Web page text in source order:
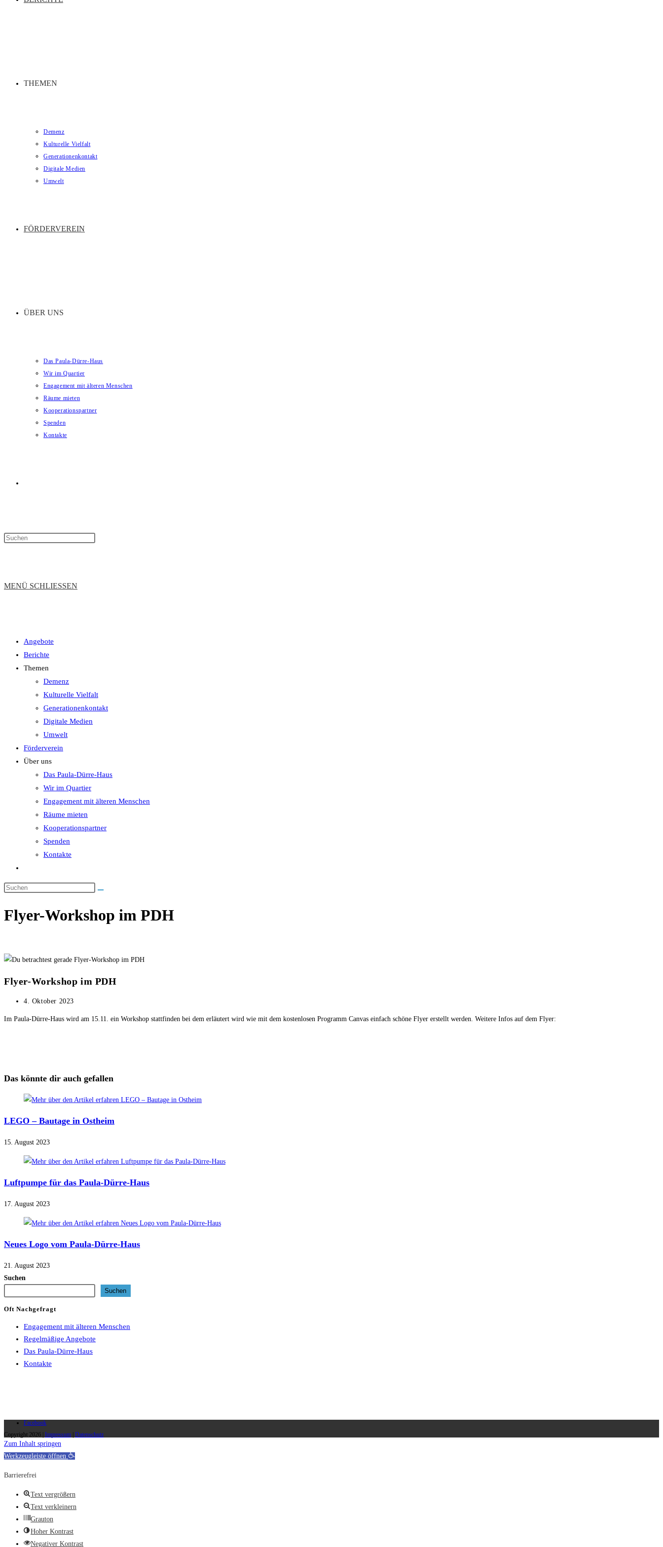
THEMEN
Demenz
Kulturelle Vielfalt
Generationenkontakt
Digitale Medien
Umwelt
FÖRDERVEREIN
ÜBER UNS
Das Paula-Dürre-Haus
Wir im Quartier
Engagement mit älteren Menschen
Räume mieten
Kooperationspartner
Spenden
Kontakte
MENÜ SCHLIESSEN
Angebote
Berichte
Themen
Demenz
Kulturelle Vielfalt
Generationenkontakt
Digitale Medien
Umwelt
Förderverein
Über uns
Das Paula-Dürre-Haus
Wir im Quartier
Engagement mit älteren Menschen
Räume mieten
Kooperationspartner
Spenden
Kontakte
umschalten
Flyer-Workshop im PDH
Flyer-Workshop im PDH
Beitrag
4. Oktober 2023
Im Paula-Dürre-Haus wird am 15.11. ein Workshop stattfinden bei dem erläutert wird wie mit dem kostenlosen Programm Canvas einfach schöne Flyer erstellt werden. Weitere Infos auf dem Flyer:
Das könnte dir auch gefallen
LEGO – Bautage in Ostheim
15. August 2023
Luftpumpe für das Paula-Dürre-Haus
17. August 2023
Neues Logo vom Paula-Dürre-Haus
21. August 2023
Suchen
Suchen
Oft Nachgefragt
Engagement mit älteren Menschen
Regelmäßige Angebote
Das Paula-Dürre-Haus
Kontakte
Facebook
Copyright 2026 | Impressum Datenschutz
Zum Inhalt springen
Werkzeugleiste öffnen
Barrierefrei
Text vergrößern
Text verkleinern
Grauton
Hoher Kontrast
Negativer Kontrast